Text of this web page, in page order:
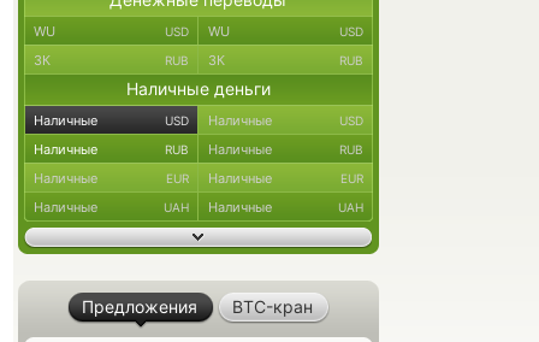
WU USD WU USD
ЗК RUB ЗК RUB
Наличные деньги
Наличные USD Наличные USD
Наличные RUB Наличные RUB
Наличные EUR Наличные EUR
Наличные UAH Наличные UAH
Предложения BTC-кран